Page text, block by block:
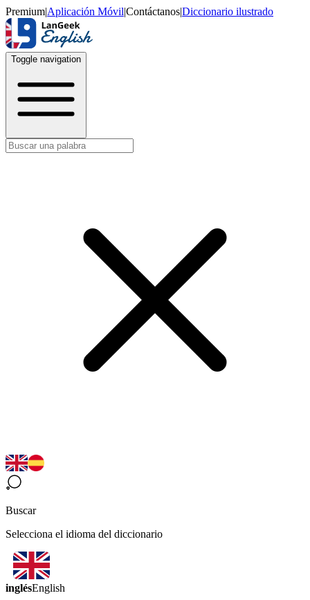
Premium|Aplicación Móvil|Contáctanos|Diccionario ilustrado
Toggle navigation
Buscar
Selecciona el idioma del diccionario
inglésEnglish